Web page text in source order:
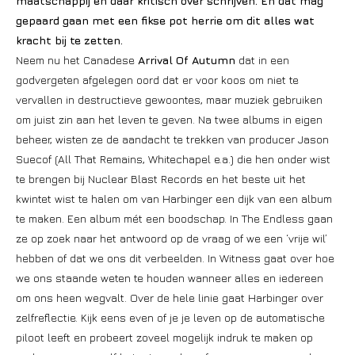
gepaard gaan met een fikse pot herrie om dit alles wat
kracht bij te zetten.
Neem nu het Canadese Arrival Of Autumn dat in een
godvergeten afgelegen oord dat er voor koos om niet te
vervallen in destructieve gewoontes, maar muziek gebruiken
om juist zin aan het leven te geven. Na twee albums in eigen
beheer, wisten ze de aandacht te trekken van producer Jason
Suecof (All That Remains, Whitechapel e.a.) die hen onder wist
te brengen bij Nuclear Blast Records en het beste uit het
kwintet wist te halen om van Harbinger een dijk van een album
te maken. Een album mét een boodschap. In The Endless gaan
ze op zoek naar het antwoord op de vraag of we een ‘vrije wil’
hebben of dat we ons dit verbeelden. In Witness gaat over hoe
we ons staande weten te houden wanneer alles en iedereen
om ons heen wegvalt. Over de hele linie gaat Harbinger over
zelfreflectie. Kijk eens even of je je leven op de automatische
piloot leeft en probeert zoveel mogelijk indruk te maken op